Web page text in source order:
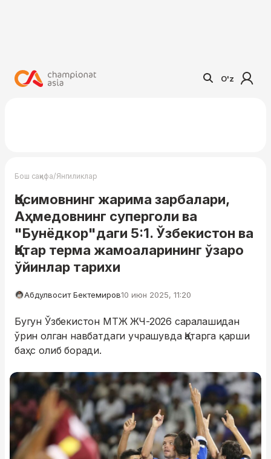
O'z
Бош саҳифа/Янгиликлар
Қосимовнинг жарима зарбалари,
Аҳмедовнинг суперголи ва
"Бунёдкор"даги 5:1. Ўзбекистон ва
Қатар терма жамоаларининг ўзаро
ўйинлар тарихи
Абдулвосит Бектемиров10 июн 2025, 11:20
Бугун Ўзбекистон МТЖ ЖЧ-2026 саралашидан
ўрин олган навбатдаги учрашувда Қатарга қарши
баҳс олиб боради.